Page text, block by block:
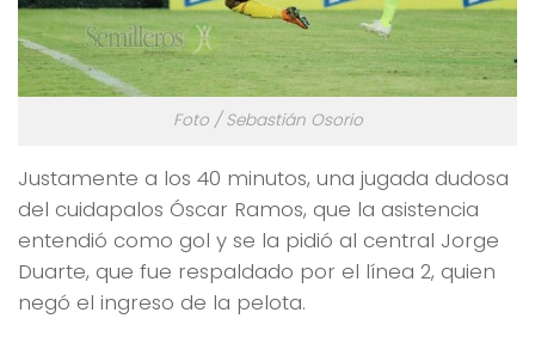
Foto / Sebastián Osorio
Justamente a los 40 minutos, una jugada dudosa
del cuidapalos Óscar Ramos, que la asistencia
entendió como gol y se la pidió al central Jorge
Duarte, que fue respaldado por el línea 2, quien
negó el ingreso de la pelota.